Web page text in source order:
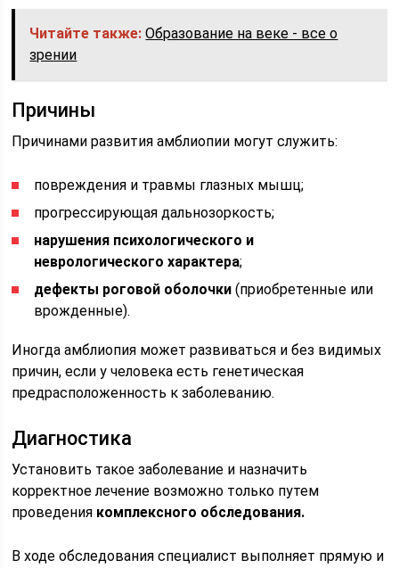
Читайте также: Образование на веке - все о
зрении
Причины
Причинами развития амблиопии могут служить:
повреждения и травмы глазных мышц;
прогрессирующая дальнозоркость;
нарушения психологического и
неврологического характера;
дефекты роговой оболочки (приобретенные или
врожденные).
Иногда амблиопия может развиваться и без видимых
причин, если у человека есть генетическая
предрасположенность к заболеванию.
Диагностика
Установить такое заболевание и назначить
корректное лечение возможно только путем
проведения комплексного обследования.
В ходе обследования специалист выполняет прямую и